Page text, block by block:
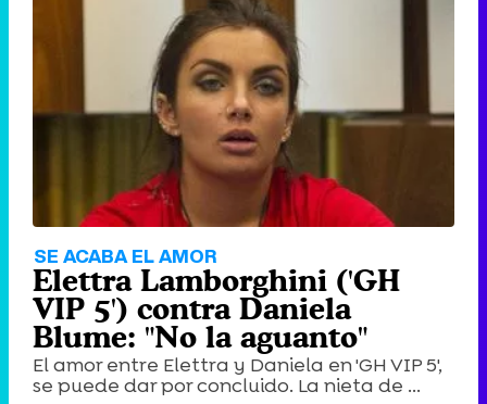
SE ACABA EL AMOR
Elettra Lamborghini ('GH
VIP 5') contra Daniela
Blume: "No la aguanto"
El amor entre Elettra y Daniela en 'GH VIP 5',
se puede dar por concluido. La nieta de ...